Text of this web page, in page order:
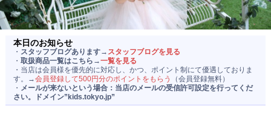
マスター会員のご案内
お問い合わせ
当店について
運営者情報
本日のお知らせ
・ スタッフブログあります→ スタッフブログを見る
・取扱商品一覧はこちら→一覧を見る
・当店は会員様を優先的に対応し、かつ、ポイント制にて優遇しておりま
す。→会員登録して500円分のポイントをもらう
（会員登録無料）
・ メールが来ないという場合：当店のメールの受信許可設定を行ってくだ
さい。ドメイン”kids.tokyo.jp”